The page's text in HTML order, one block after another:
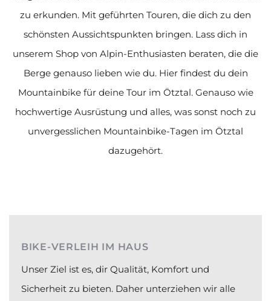
zu erkunden. Mit geführten Touren, die dich zu den
schönsten Aussichtspunkten bringen. Lass dich in
unserem Shop von Alpin-Enthusiasten beraten, die die
Berge genauso lieben wie du. Hier findest du dein
Mountainbike für deine Tour im Ötztal. Genauso wie
hochwertige Ausrüstung und alles, was sonst noch zu
unvergesslichen Mountainbike-Tagen im Ötztal
dazugehört.
BIKE-VERLEIH IM HAUS
Unser Ziel ist es, dir Qualität, Komfort und
Sicherheit zu bieten. Daher unterziehen wir alle